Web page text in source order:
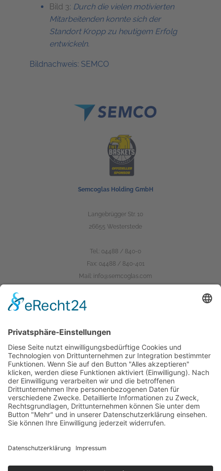
Bild 3: Durch die vielen motivierten
Mitarbeitenden konnte sich der
Standort Kropp zu heutigem Erfolg
entwickeln.
Bildnachweis: SEMCO
Semcoglas Holding GmbH
Langebrügger Str. 10
26655 Westerstede
Tel.: 04488 / 840-0
Fax: 04488 / 840-401
Mail: info@semcoglas.com
scanglas.dk
hoffmannglas.de
Karriere bei Semco
Karriere
Ausbildung
Jobs
Impressum
Datenschutz